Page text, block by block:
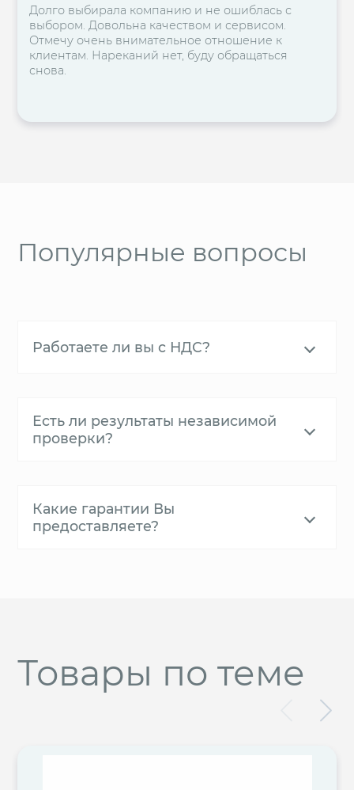
Долго выбирала компанию и не ошиблась с
выбором. Довольна качеством и сервисом.
Отмечу очень внимательное отношение к
клиентам. Нареканий нет, буду обращаться
снова.
Популярные вопросы
Работаете ли вы с НДС?
Есть ли результаты независимой
проверки?
Какие гарантии Вы
предоставляете?
Товары по теме